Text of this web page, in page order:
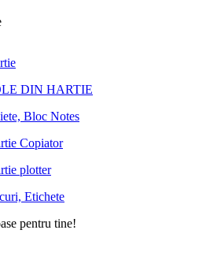
DIN HARTIE
Bloc Notes
Copiator
plotter
Etichete
pentru tine!